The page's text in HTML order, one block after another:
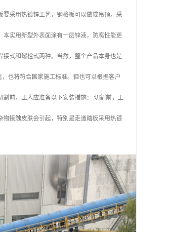
采用热镀锌工艺，钢格板可以做成吊顶。采
实用新型外表面涂有一层锌液，防腐性能更
式和螺栓式两种。当然，整个产品本身也是
也将符合国家施工标准。但也可以根据客户
前，工人应准备以下安装措施： 切割前，工
接触皮肤会引起，特别是走道踏板采用热镀